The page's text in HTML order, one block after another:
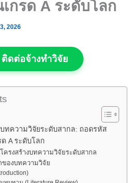
กรด A ระดับโลก
2026
ติดต่อจ้างทำวิจัย
บทความวิจัยระดับสากล: ถอดรหัส
A ระดับโลก
รงสร้างบทความวิจัยระดับสากล
ของบทความวิจัย